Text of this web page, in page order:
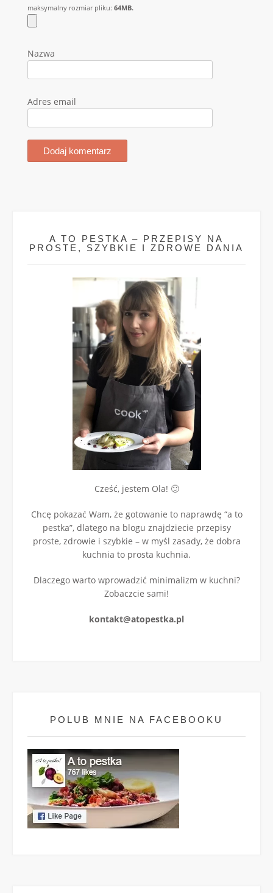
maksymalny rozmiar pliku: 64MB.
Nazwa
Adres email
A TO PESTKA – PRZEPISY NA
PROSTE, SZYBKIE I ZDROWE DANIA
Cześć, jestem Ola! 🙂
Chcę pokazać Wam, że gotowanie to naprawdę “a to
pestka”, dlatego na blogu znajdziecie przepisy
proste, zdrowie i szybkie – w myśl zasady, że dobra
kuchnia to prosta kuchnia.
Dlaczego warto wprowadzić minimalizm w kuchni?
Zobaczcie sami!
kontakt@atopestka.pl
POLUB MNIE NA FACEBOOKU